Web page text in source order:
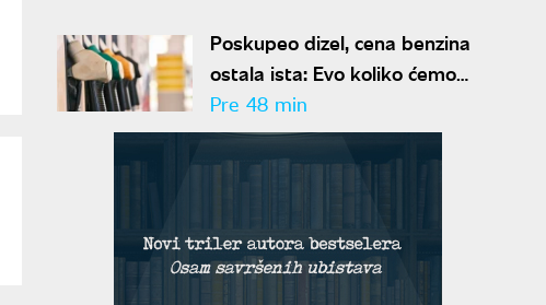
Poskupeo dizel, cena benzina
ostala ista: Evo koliko ćemo
plaćati gorivo narednih sedam
dana
Pre 48 min